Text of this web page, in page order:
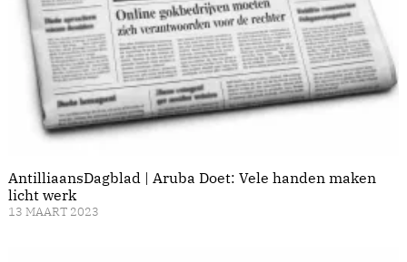
AntilliaansDagblad | Aruba Doet: Vele handen maken
licht werk
13 MAART 2023